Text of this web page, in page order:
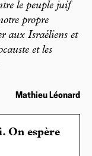
le peuple juif
propre
aux Israéliens et
et les
Mathieu Léonard
On espère